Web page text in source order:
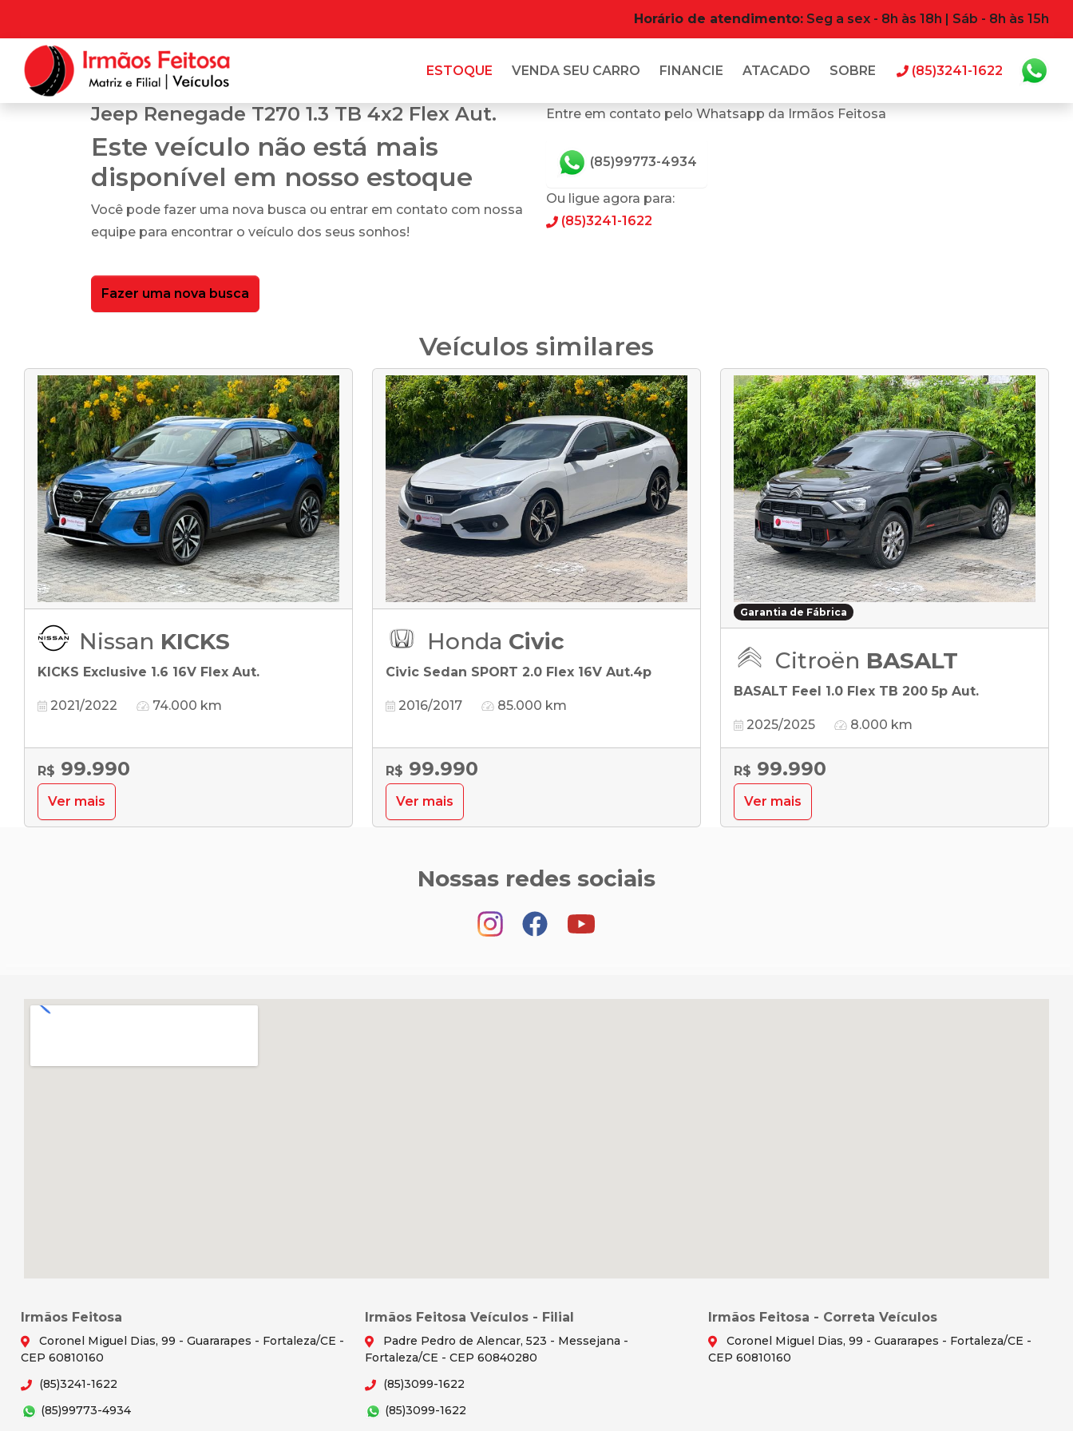
Horário de atendimento: Seg a sex - 8h às 18h | Sáb - 8h às 15h
ESTOQUE VENDA SEU CARRO FINANCIE ATACADO SOBRE (85)3241-1622
Jeep Renegade T270 1.3 TB 4x2 Flex Aut.
Este veículo não está mais
disponível em nosso estoque
Você pode fazer uma nova busca ou entrar em contato com nossa
equipe para encontrar o veículo dos seus sonhos!
Fazer uma nova busca
Entre em contato pelo Whatsapp da Irmãos Feitosa
(85)99773-4934
Ou ligue agora para:
(85)3241-1622
Veículos similares
Nissan KICKS
KICKS Exclusive 1.6 16V Flex Aut.
2021/2022 74.000 km
R$ 99.990
Ver mais
Honda Civic
Civic Sedan SPORT 2.0 Flex 16V Aut.4p
2016/2017 85.000 km
R$ 99.990
Ver mais
Garantia de Fábrica
Citroën BASALT
BASALT Feel 1.0 Flex TB 200 5p Aut.
2025/2025 8.000 km
R$ 99.990
Ver mais
Nossas redes sociais
Irmãos Feitosa
Coronel Miguel Dias, 99 - Guararapes - Fortaleza/CE -
CEP 60810160
(85)3241-1622
(85)99773-4934
Irmãos Feitosa Veículos - Filial
Padre Pedro de Alencar, 523 - Messejana -
Fortaleza/CE - CEP 60840280
(85)3099-1622
(85)3099-1622
Irmãos Feitosa - Correta Veículos
Coronel Miguel Dias, 99 - Guararapes - Fortaleza/CE -
CEP 60810160